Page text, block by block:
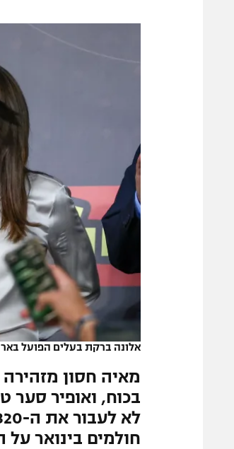
תנאי שימוש
מדיניות פרטיות
תקנון פעילות ספורט 1
רשיון להקרנה פומבית לבית עסק
הצטרפות לחבילת הערוצים
לוח דרושים – ג'ובנט
אלונה ברקת בעלים הפועל באר
מאיה חסון
חולמים בינואר